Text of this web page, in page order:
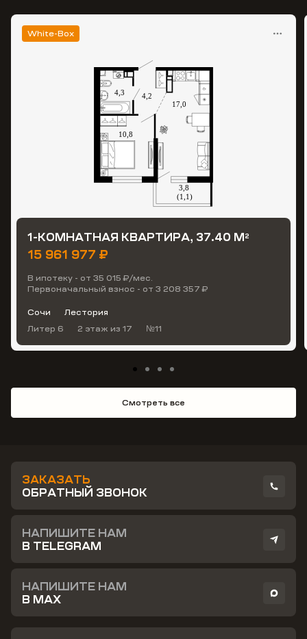
White-Box
1-КОМНАТНАЯ КВАРТИРА, 37.40 М2
15 961 977 ₽
В ипотеку - от 35 015 ₽/мес.
Первоначальный взнос - от 3 208 357 ₽
Сочи
Лестория
Литер 6
2 этаж из 17 №11
Смотреть все
ЗАКАЗАТЬ
ОБРАТНЫЙ ЗВОНОК
НАПИШИТЕ НАМ
В TELEGRAM
НАПИШИТЕ НАМ
В MAX